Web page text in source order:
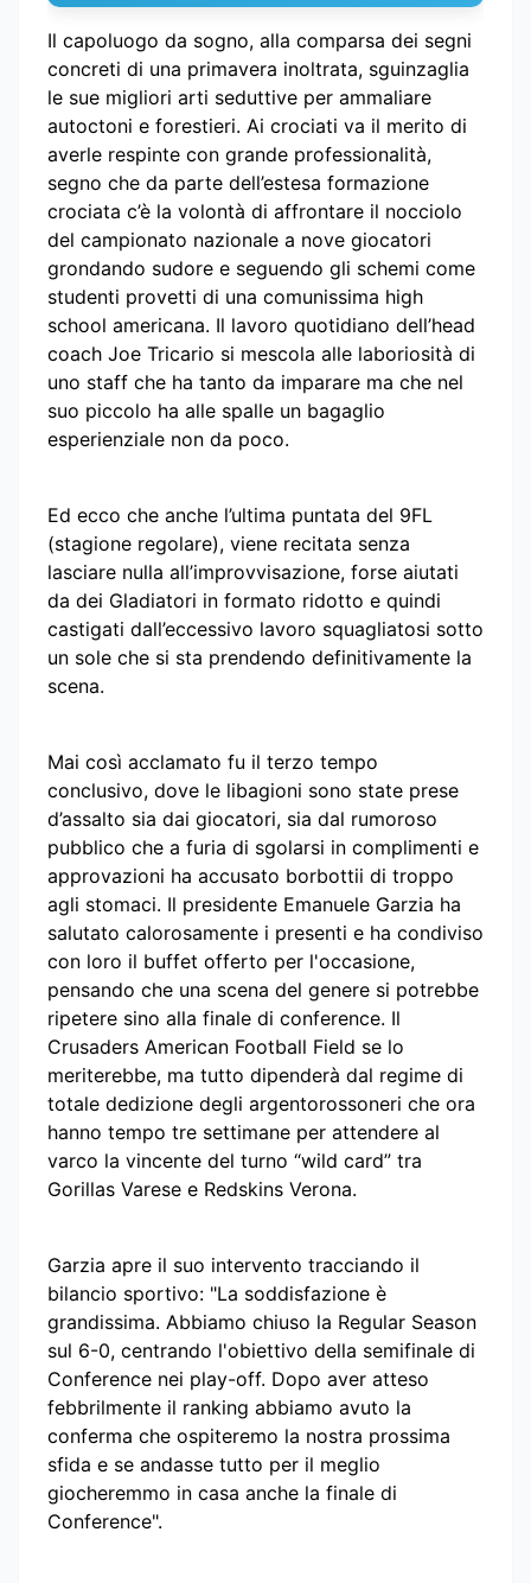
Il capoluogo da sogno, alla comparsa dei segni
concreti di una primavera inoltrata, sguinzaglia
le sue migliori arti seduttive per ammaliare
autoctoni e forestieri. Ai crociati va il merito di
averle respinte con grande professionalità,
segno che da parte dell’estesa formazione
crociata c’è la volontà di affrontare il nocciolo
del campionato nazionale a nove giocatori
grondando sudore e seguendo gli schemi come
studenti provetti di una comunissima high
school americana. Il lavoro quotidiano dell’head
coach Joe Tricario si mescola alle laboriosità di
uno staff che ha tanto da imparare ma che nel
suo piccolo ha alle spalle un bagaglio
esperienziale non da poco.
Ed ecco che anche l’ultima puntata del 9FL
(stagione regolare), viene recitata senza
lasciare nulla all’improvvisazione, forse aiutati
da dei Gladiatori in formato ridotto e quindi
castigati dall’eccessivo lavoro squagliatosi sotto
un sole che si sta prendendo definitivamente la
scena.
Mai così acclamato fu il terzo tempo
conclusivo, dove le libagioni sono state prese
d’assalto sia dai giocatori, sia dal rumoroso
pubblico che a furia di sgolarsi in complimenti e
approvazioni ha accusato borbottii di troppo
agli stomaci. Il presidente Emanuele Garzia ha
salutato calorosamente i presenti e ha condiviso
con loro il buffet offerto per l'occasione,
pensando che una scena del genere si potrebbe
ripetere sino alla finale di conference. Il
Crusaders American Football Field se lo
meriterebbe, ma tutto dipenderà dal regime di
totale dedizione degli argentorossoneri che ora
hanno tempo tre settimane per attendere al
varco la vincente del turno “wild card” tra
Gorillas Varese e Redskins Verona.
Garzia apre il suo intervento tracciando il
bilancio sportivo: "La soddisfazione è
grandissima. Abbiamo chiuso la Regular Season
sul 6-0, centrando l'obiettivo della semifinale di
Conference nei play-off. Dopo aver atteso
febbrilmente il ranking abbiamo avuto la
conferma che ospiteremo la nostra prossima
sfida e se andasse tutto per il meglio
giocheremmo in casa anche la finale di
Conference".